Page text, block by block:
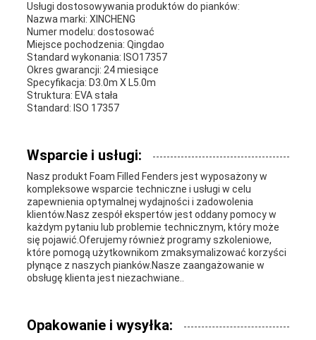
Usługi dostosowywania produktów do pianków:
Nazwa marki: XINCHENG
Numer modelu: dostosować
Miejsce pochodzenia: Qingdao
Standard wykonania: ISO17357
Okres gwarancji: 24 miesiące
Specyfikacja: D3.0m X L5.0m
Struktura: EVA stała
Standard: ISO 17357
Wsparcie i usługi:
Nasz produkt Foam Filled Fenders jest wyposażony w
kompleksowe wsparcie techniczne i usługi w celu
zapewnienia optymalnej wydajności i zadowolenia
klientów.Nasz zespół ekspertów jest oddany pomocy w
każdym pytaniu lub problemie technicznym, który może
się pojawić.Oferujemy również programy szkoleniowe,
które pomogą użytkownikom zmaksymalizować korzyści
płynące z naszych pianków.Nasze zaangażowanie w
obsługę klienta jest niezachwiane..
Opakowanie i wysyłka: